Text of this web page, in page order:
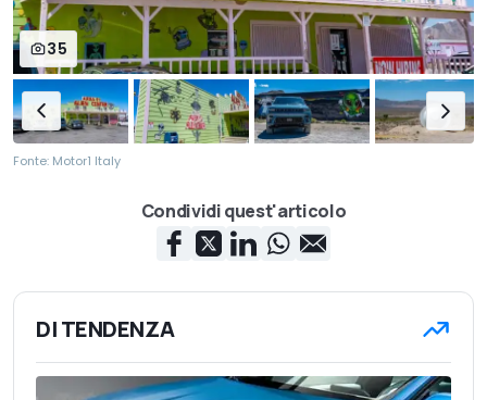
35
Fonte: Motor1 Italy
Condividi quest'articolo
DI TENDENZA